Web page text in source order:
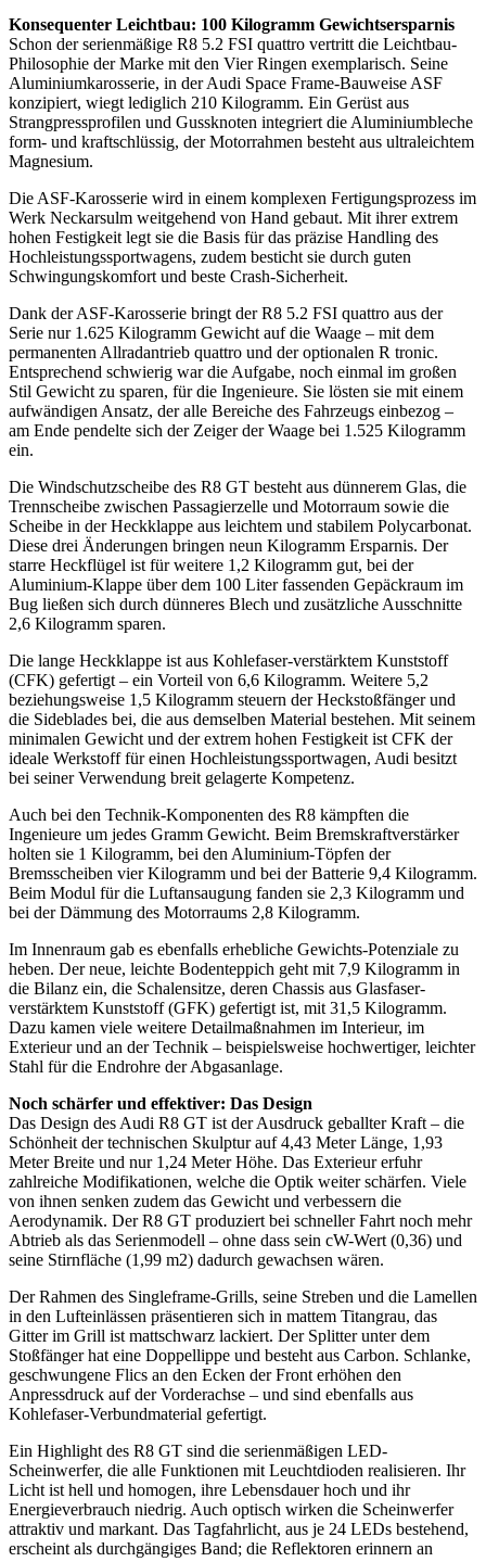
Konsequenter Leichtbau: 100 Kilogramm Gewichtsersparnis
Schon der serienmäßige R8 5.2 FSI quattro vertritt die Leichtbau-
Philosophie der Marke mit den Vier Ringen exemplarisch. Seine
Aluminiumkarosserie, in der Audi Space Frame-Bauweise ASF
konzipiert, wiegt lediglich 210 Kilogramm. Ein Gerüst aus
Strangpressprofilen und Gussknoten integriert die Aluminiumbleche
form- und kraftschlüssig, der Motorrahmen besteht aus ultraleichtem
Magnesium.
Die ASF-Karosserie wird in einem komplexen Fertigungsprozess im
Werk Neckarsulm weitgehend von Hand gebaut. Mit ihrer extrem
hohen Festigkeit legt sie die Basis für das präzise Handling des
Hochleistungssportwagens, zudem besticht sie durch guten
Schwingungskomfort und beste Crash-Sicherheit.
Dank der ASF-Karosserie bringt der R8 5.2 FSI quattro aus der
Serie nur 1.625 Kilogramm Gewicht auf die Waage – mit dem
permanenten Allradantrieb quattro und der optionalen R tronic.
Entsprechend schwierig war die Aufgabe, noch einmal im großen
Stil Gewicht zu sparen, für die Ingenieure. Sie lösten sie mit einem
aufwändigen Ansatz, der alle Bereiche des Fahrzeugs einbezog –
am Ende pendelte sich der Zeiger der Waage bei 1.525 Kilogramm
ein.
Die Windschutzscheibe des R8 GT besteht aus dünnerem Glas, die
Trennscheibe zwischen Passagierzelle und Motorraum sowie die
Scheibe in der Heckklappe aus leichtem und stabilem Polycarbonat.
Diese drei Änderungen bringen neun Kilogramm Ersparnis. Der
starre Heckflügel ist für weitere 1,2 Kilogramm gut, bei der
Aluminium-Klappe über dem 100 Liter fassenden Gepäckraum im
Bug ließen sich durch dünneres Blech und zusätzliche Ausschnitte
2,6 Kilogramm sparen.
Die lange Heckklappe ist aus Kohlefaser-verstärktem Kunststoff
(CFK) gefertigt – ein Vorteil von 6,6 Kilogramm. Weitere 5,2
beziehungsweise 1,5 Kilogramm steuern der Heckstoßfänger und
die Sideblades bei, die aus demselben Material bestehen. Mit seinem
minimalen Gewicht und der extrem hohen Festigkeit ist CFK der
ideale Werkstoff für einen Hochleistungssportwagen, Audi besitzt
bei seiner Verwendung breit gelagerte Kompetenz.
Auch bei den Technik-Komponenten des R8 kämpften die
Ingenieure um jedes Gramm Gewicht. Beim Bremskraftverstärker
holten sie 1 Kilogramm, bei den Aluminium-Töpfen der
Bremsscheiben vier Kilogramm und bei der Batterie 9,4 Kilogramm.
Beim Modul für die Luftansaugung fanden sie 2,3 Kilogramm und
bei der Dämmung des Motorraums 2,8 Kilogramm.
Im Innenraum gab es ebenfalls erhebliche Gewichts-Potenziale zu
heben. Der neue, leichte Bodenteppich geht mit 7,9 Kilogramm in
die Bilanz ein, die Schalensitze, deren Chassis aus Glasfaser-
verstärktem Kunststoff (GFK) gefertigt ist, mit 31,5 Kilogramm.
Dazu kamen viele weitere Detailmaßnahmen im Interieur, im
Exterieur und an der Technik – beispielsweise hochwertiger, leichter
Stahl für die Endrohre der Abgasanlage.
Noch schärfer und effektiver: Das Design
Das Design des Audi R8 GT ist der Ausdruck geballter Kraft – die
Schönheit der technischen Skulptur auf 4,43 Meter Länge, 1,93
Meter Breite und nur 1,24 Meter Höhe. Das Exterieur erfuhr
zahlreiche Modifikationen, welche die Optik weiter schärfen. Viele
von ihnen senken zudem das Gewicht und verbessern die
Aerodynamik. Der R8 GT produziert bei schneller Fahrt noch mehr
Abtrieb als das Serienmodell – ohne dass sein cW-Wert (0,36) und
seine Stirnfläche (1,99 m2) dadurch gewachsen wären.
Der Rahmen des Singleframe-Grills, seine Streben und die Lamellen
in den Lufteinlässen präsentieren sich in mattem Titangrau, das
Gitter im Grill ist mattschwarz lackiert. Der Splitter unter dem
Stoßfänger hat eine Doppellippe und besteht aus Carbon. Schlanke,
geschwungene Flics an den Ecken der Front erhöhen den
Anpressdruck auf der Vorderachse – und sind ebenfalls aus
Kohlefaser-Verbundmaterial gefertigt.
Ein Highlight des R8 GT sind die serienmäßigen LED-
Scheinwerfer, die alle Funktionen mit Leuchtdioden realisieren. Ihr
Licht ist hell und homogen, ihre Lebensdauer hoch und ihr
Energieverbrauch niedrig. Auch optisch wirken die Scheinwerfer
attraktiv und markant. Das Tagfahrlicht, aus je 24 LEDs bestehend,
erscheint als durchgängiges Band; die Reflektoren erinnern an